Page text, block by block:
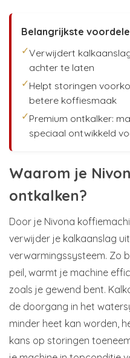
Belangrijkste
✓Verwijdert
achter te laten
✓Helpt storingen
betere koffiesmaak
✓Premium ontkalker:
speciaal ontwikkeld
Waarom je
ontkalken?
Door je Nivona
verwijder je kalkaanslag
verwarmingssysteem. Zo
peil, warmt je machine
zoals je gewend bent.
de doorgang in het
minder heet kan worden,
kans op storingen